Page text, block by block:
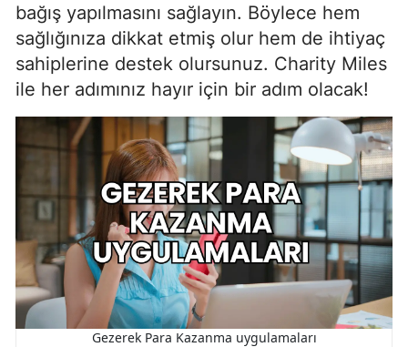
bağış yapılmasını sağlayın. Böylece hem
sağlığınıza dikkat etmiş olur hem de ihtiyaç
sahiplerine destek olursunuz. Charity Miles
ile her adımınız hayır için bir adım olacak!
Gezerek Para Kazanma uygulamaları